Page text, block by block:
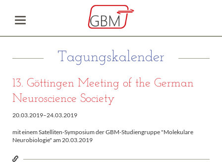
Tagungskalender
13. Göttingen Meeting of the German
Neuroscience Society
20.03.2019–24.03.2019
mit einem Satelliten-Symposium der GBM-Studiengruppe "Molekulare
Neurobiologie" am 20.03.2019